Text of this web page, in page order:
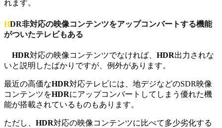
れます。
HDR非対応の映像コンテンツをアップコンバートする機能
がついたテレビもある
HDR対応の映像コンテンツでなければ、 HDR出力されな
いと説明したばかりですが、例外があります。
最近の高価なHDR対応テレビには、地デジなどのSDR映像
コンテンツをHDRにアップコンバートしてしまう優れた機
能が搭載されているものもあります。
ただし、 HDR対応の映像コンテンツに比べて多少劣化する